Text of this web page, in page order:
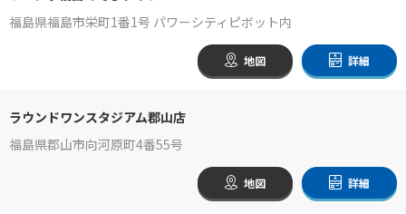
福島県福島市栄町1番1号 パワーシティピボット内
地図 詳細
ラウンドワンスタジアム郡山店
福島県郡山市向河原町4番55号
地図 詳細